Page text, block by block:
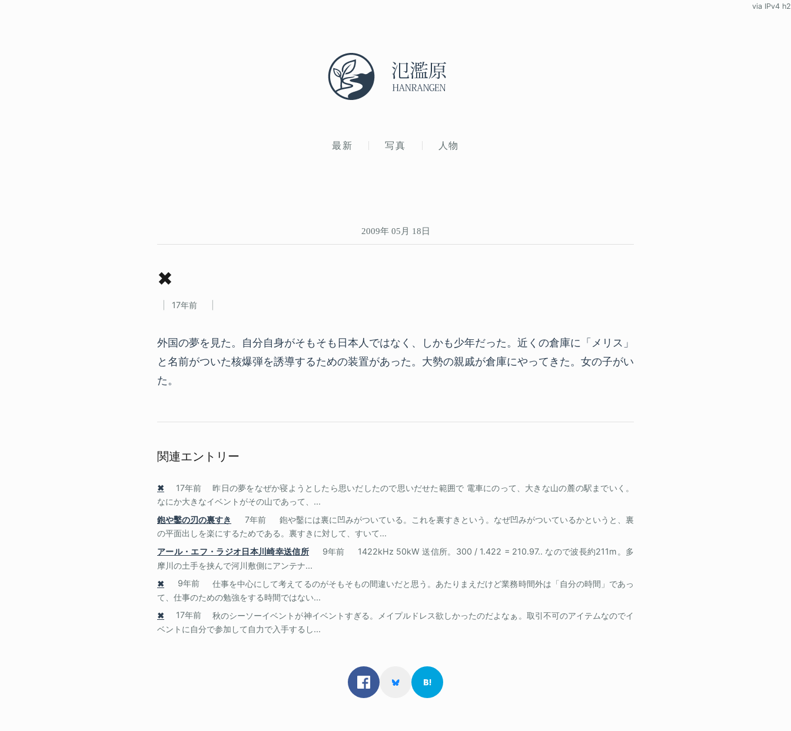
最新 写真 人物
via IPv4 h2
2009年 05月 18日
✖
17年前
外国の夢を見た。自分自身がそもそも日本人ではなく、しかも少年だった。近くの倉庫に「メリス」
と名前がついた核爆弾を誘導するための装置があった。大勢の親戚が倉庫にやってきた。女の子がい
た。
関連エントリー
✖ 17年前
昨日の夢をなぜか寝ようとしたら思いだしたので思いだせた範囲で 電車にのって、大きな山の麓の駅までいく。
なにか大きなイベントがその山であって、...
鉋や鑿の刃の裏すき
7年前
鉋や鑿には裏に凹みがついている。これを裏すきという。なぜ凹みがついているかというと、裏
の平面出しを楽にするためである。裏すきに対して、すいて...
アール・エフ・ラジオ日本川崎幸送信所
9年前
1422kHz 50kW 送信所。300 / 1.422 = 210.97.. なので波長約211m。多
摩川の土手を挟んで河川敷側にアンテナ...
✖
9年前
仕事を中心にして考えてるのがそもそもの間違いだと思う。あたりまえだけど業務時間外は「自分の時間」であっ
て、仕事のための勉強をする時間ではない...
✖
17年前
秋のシーソーイベントが神イベントすぎる。メイプルドレス欲しかったのだよなぁ。取引不可のアイテムなのでイ
ベントに自分で参加して自力で入手するし...